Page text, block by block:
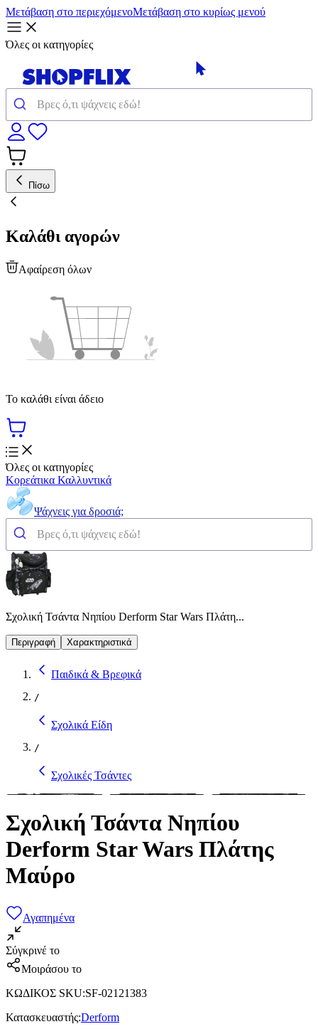
Μετάβαση στο περιεχόμενοΜετάβαση στο κυρίως μενού
Όλες οι κατηγορίες
Πίσω
Καλάθι αγορών
Αφαίρεση όλων
Το καλάθι είναι άδειο
Όλες οι κατηγορίες
Κορεάτικα Καλλυντικά
Ψάχνεις για δροσιά;
Σχολική Τσάντα Νηπίου Derform Star Wars Πλάτη...
Περιγραφή Χαρακτηριστικά
Παιδικά & Βρεφικά
/
Σχολικά Είδη
/
Σχολικές Τσάντες
Σχολική Τσάντα Νηπίου
Derform Star Wars Πλάτης
Μαύρο
Αγαπημένα
Σύγκρινέ το
Μοιράσου το
ΚΩΔΙΚΟΣ SKU:SF-02121383
Κατασκευαστής:Derform